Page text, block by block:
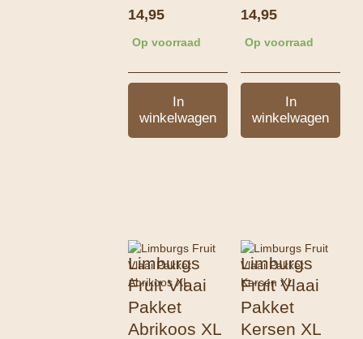
14,95
Op voorraad
In
winkelwagen
14,95
Op voorraad
In
winkelwagen
Limburgs
Fruit Vlaai
Pakket
Abrikoos XL
Limburgs
Fruit Vlaai
Pakket
Kersen XL